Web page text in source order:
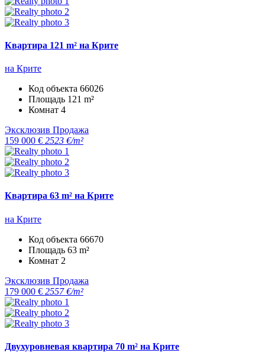
Квартира 121 m² на Крите
на Крите
Код объекта 66026
Площадь 121 m²
Комнат 4
Эксклюзив Продажа
159 000 € 2523 €/m²
Квартира 63 m² на Крите
на Крите
Код объекта 66670
Площадь 63 m²
Комнат 2
Эксклюзив Продажа
179 000 € 2557 €/m²
Двухуровневая квартира 70 m² на Крите